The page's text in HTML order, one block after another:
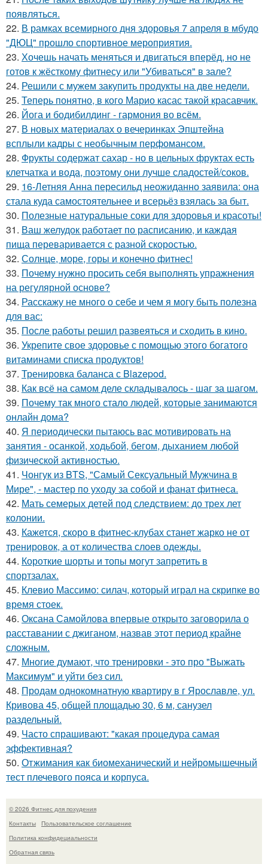
появляться.
22. В рамках всемирного дня здоровья 7 апреля в мбудо
"ДЮЦ" прошло спортивное мероприятия.
23. Хочешь начать меняться и двигаться вперёд, но не
готов к жёсткому фитнесу или "Убиваться" в зале?
24. Решили с мужем закупить продукты на две недели.
25. Теперь понятно, в кого Марио касас такой красавчик.
26. Йога и бодибилдинг - гармония во всём.
27. В новых материалах о вечеринках Эпштейна
всплыли кадры с необычным перфомансом.
28. Фрукты содержат сахар - но в цельных фруктах есть
клетчатка и вода, поэтому они лучше сладостей/соков.
29. 16-Летняя Анна пересильд неожиданно заявила: она
стала куда самостоятельнее и всерьёз взялась за быт.
30. Полезные натуральные соки для здоровья и красоты!
31. Ваш желудок работает по расписанию, и каждая
пища переваривается с разной скоростью.
32. Солнце, море, горы и конечно фитнес!
33. Почему нужно просить себя выполнять упражнения
на регулярной основе?
34. Расскажу не много о себе и чем я могу быть полезна
для вас:
35. После работы решил развеяться и сходить в кино.
36. Укрепите свое здоровье с помощью этого богатого
витаминами списка продуктов!
37. Тренировка баланса с Blazepod.
38. Как всё на самом деле складывалось - шаг за шагом.
39. Почему так много стало людей, которые занимаются
онлайн дома?
40. Я периодически пытаюсь вас мотивировать на
занятия - осанкой, ходьбой, бегом, дыханием любой
физической активностью.
41. Чонгук из BTS, "Самый Сексуальный Мужчина в
Мире", - мастер по уходу за собой и фанат фитнеса.
42. Мать семерых детей под следствием: до трех лет
колонии.
43. Кажется, скоро в фитнес-клубах станет жарко не от
тренировок, а от количества слоев одежды.
44. Короткие шорты и топы могут запретить в
спортзалах.
45. Клевио Массимо: силач, который играл на скрипке во
время стоек.
46. Оксана Самойлова впервые открыто заговорила о
расставании с джиганом, назвав этот период крайне
сложным.
47. Многие думают, что тренировки - это про "Выжать
Максимум" и уйти без сил.
48. Продам однокомнатную квартиру в г Ярославле, ул.
Кривова 45, общей площадью 30, 6 м, санузел
раздельный.
49. Часто спрашивают: "какая процедура самая
эффективная?
50. Отжимания как биомеханический и нейромышечный
тест плечевого пояса и корпуса.
© 2026 Фитнес для похудения
Контакты
Пользовательское соглашение
Политика конфидециальности
Обратная связь